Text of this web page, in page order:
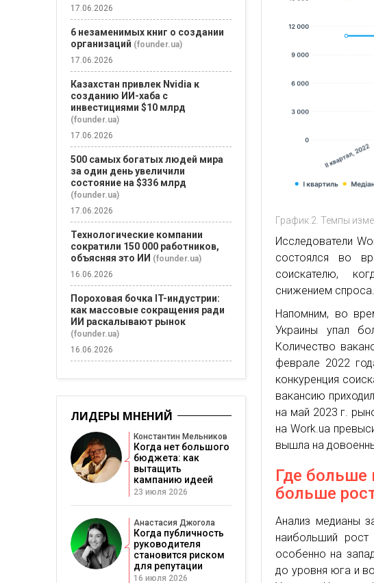
График 2. Темпы
Исследователи
состоялся во
соискателю,
снижением спроса.
Напомним, во
Украины упал
Количество
феврале 2022
конкуренция
вакансию
на май 2023 г.
на Work.ua
вышла на
Где больше
больше
Анализ медианы
наибольший
особенно на
до уровня юга и
17.06.2026
6 незаменимых книг о создании
организаций (founder.ua)
17.06.2026
Казахстан привлек Nvidia к
созданию ИИ-хаба с
инвестициями $10 млрд
(founder.ua)
17.06.2026
500 самых богатых людей мира
за один день увеличили
состояние на $336 млрд
(founder.ua)
17.06.2026
Технологические компании
сократили 150 000 работников,
объясняя это ИИ (founder.ua)
16.06.2026
Пороховая бочка IT-индустрии:
как массовые сокращения ради
ИИ раскалывают рынок
(founder.ua)
16.06.2026
ЛИДЕРЫ МНЕНИЙ
Константин Мельников
Когда нет большого
бюджета: как
вытащить
кампанию идеей
23 июля 2026
Анастасия Джогола
Когда публичность
руководителя
становится риском
для репутации
16 июля 2026